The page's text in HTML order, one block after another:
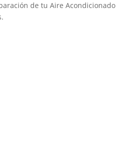
de tu Aire Acondicionado